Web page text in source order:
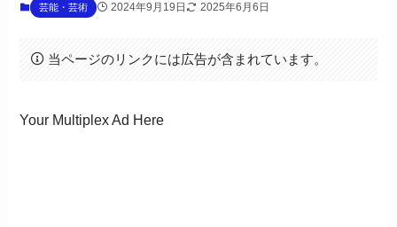
芸能・芸術 2024年9月19日 2025年6月6日
当ページのリンクには広告が含まれています。
Your Multiplex Ad Here